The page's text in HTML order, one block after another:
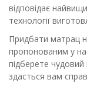
відповідає
технології
Придбати матрац
пропонованим у
підберете
здасться вам